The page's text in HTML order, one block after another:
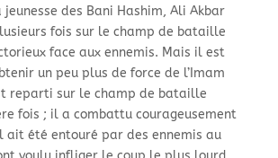
des Bani Hashim, Ali Akbar
fois sur le champ de bataille
face aux ennemis. Mais il est
un peu plus de force de l’Imam
reparti sur le champ de bataille
fois ; il a combattu courageusement
ait été entouré par des ennemis au